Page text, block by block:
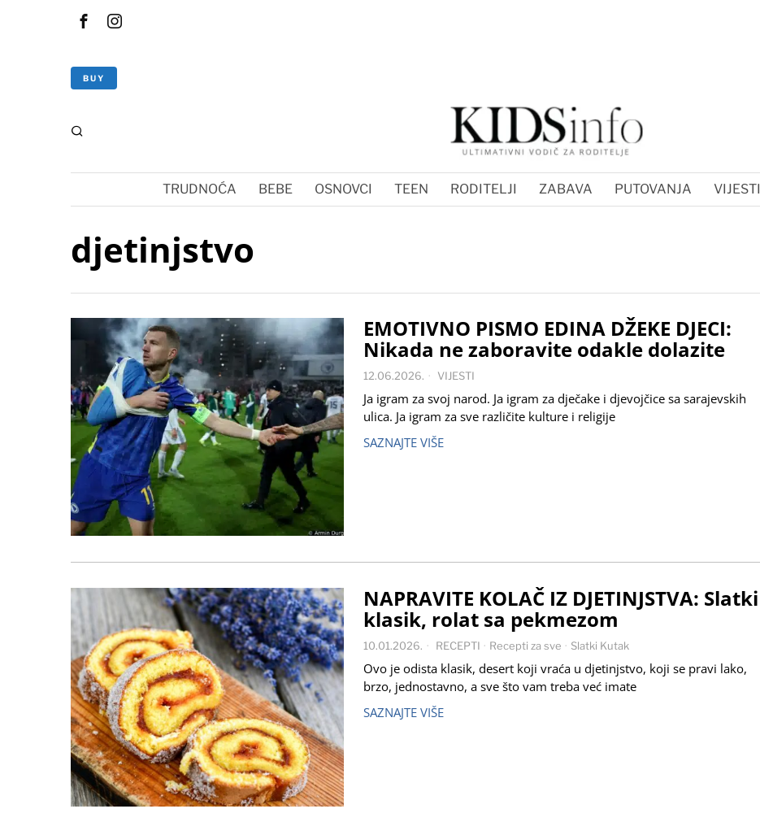
BUY
TRUDNOĆA BEBE OSNOVCI TEEN RODITELJI ZABAVA PUTOVANJA VIJESTI
djetinjstvo
EMOTIVNO PISMO EDINA DŽEKE DJECI:
Nikada ne zaboravite odakle dolazite
12.06.2026. VIJESTI
Ja igram za svoj narod. Ja igram za dječake i djevojčice sa sarajevskih
ulica. Ja igram za sve različite kulture i religije
SAZNAJTE VIŠE
NAPRAVITE KOLAČ IZ DJETINJSTVA: Slatki
klasik, rolat sa pekmezom
10.01.2026. RECEPTI · Recepti za sve · Slatki Kutak
Ovo je odista klasik, desert koji vraća u djetinjstvo, koji se pravi lako,
brzo, jednostavno, a sve što vam treba već imate
SAZNAJTE VIŠE